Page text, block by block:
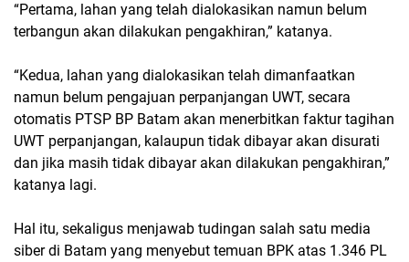
“Pertama, lahan yang telah dialokasikan namun belum
terbangun akan dilakukan pengakhiran,” katanya.
“Kedua, lahan yang dialokasikan telah dimanfaatkan
namun belum pengajuan perpanjangan UWT, secara
otomatis PTSP BP Batam akan menerbitkan faktur tagihan
UWT perpanjangan, kalaupun tidak dibayar akan disurati
dan jika masih tidak dibayar akan dilakukan pengakhiran,”
katanya lagi.
Hal itu, sekaligus menjawab tudingan salah satu media
siber di Batam yang menyebut temuan BPK atas 1.346 PL